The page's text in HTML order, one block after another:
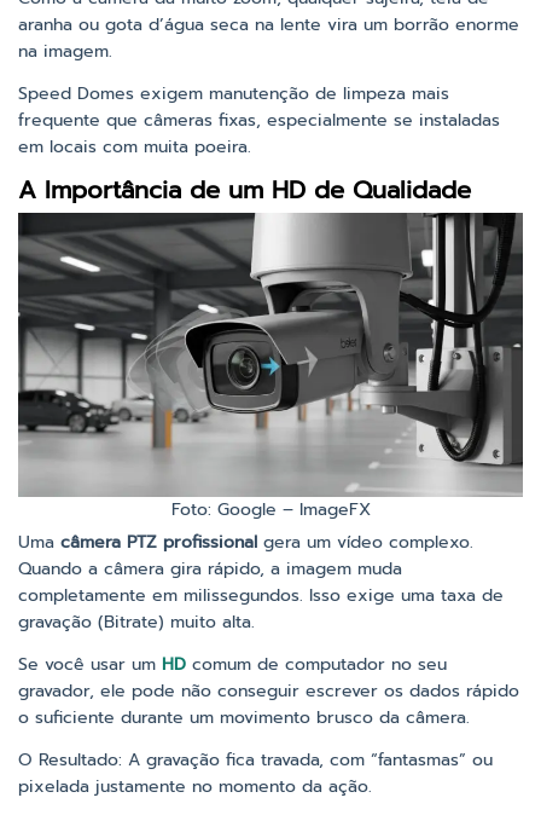
aranha ou gota d’água seca na lente vira um borrão enorme
na imagem.
Speed Domes exigem manutenção de limpeza mais
frequente que câmeras fixas, especialmente se instaladas
em locais com muita poeira.
A Importância de um HD de Qualidade
Foto: Google – ImageFX
Uma câmera PTZ profissional gera um vídeo complexo.
Quando a câmera gira rápido, a imagem muda
completamente em milissegundos. Isso exige uma taxa de
gravação (Bitrate) muito alta.
Se você usar um HD comum de computador no seu
gravador, ele pode não conseguir escrever os dados rápido
o suficiente durante um movimento brusco da câmera.
O Resultado: A gravação fica travada, com “fantasmas” ou
pixelada justamente no momento da ação.